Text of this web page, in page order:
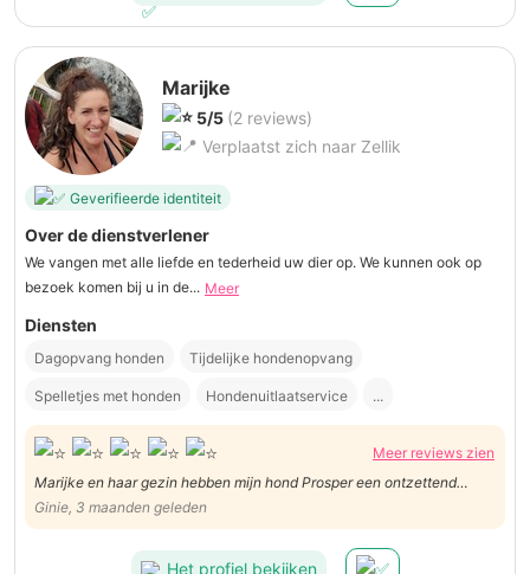
Marijke
5/5 (2 reviews)
Verplaatst zich naar Zellik
Geverifieerde identiteit
Over de dienstverlener
We vangen met alle liefde en tederheid uw dier op. We kunnen ook op
bezoek komen bij u in de... Meer
Diensten
Dagopvang honden Tijdelijke hondenopvang
Spelletjes met honden Hondenuitlaatservice ...
Meer reviews zien
Marijke en haar gezin hebben mijn hond Prosper een ontzettend
leuke week bezorgd, compleet met kampeeruitje en picknick. Op de
foto’s die we ontvingen is te merken dat Prosper het heel erg naar zijn
Ginie, 3 maanden geleden
Het profiel bekijken